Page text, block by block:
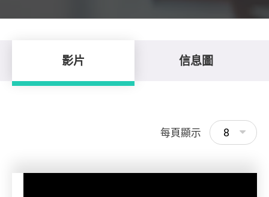
影片 信息圖
每頁顯示 8